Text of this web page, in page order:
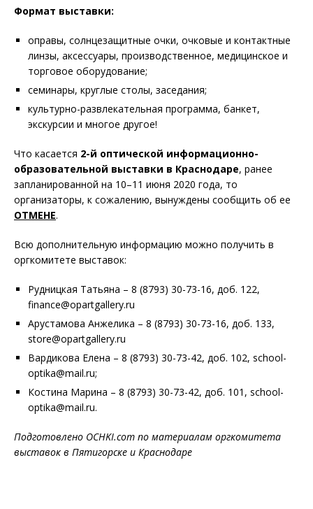
Формат выставки:
оправы, солнцезащитные очки, очковые и контактные
линзы, аксессуары, производственное, медицинское и
торговое оборудование;
семинары, круглые столы, заседания;
культурно-развлекательная программа, банкет,
экскурсии и многое другое!
Что касается 2-й оптической информационно-
образовательной выставки в Краснодаре, ранее
запланированной на 10–11 июня 2020 года, то
организаторы, к сожалению, вынуждены сообщить об ее
ОТМЕНЕ.
Всю дополнительную информацию можно получить в
оргкомитете выставок:
Рудницкая Татьяна – 8 (8793) 30-73-16, доб. 122,
finance@opartgallery.ru
Арустамова Анжелика – 8 (8793) 30-73-16, доб. 133,
store@opartgallery.ru
Вардикова Елена – 8 (8793) 30-73-42, доб. 102, school-
optika@mail.ru;
Костина Марина – 8 (8793) 30-73-42, доб. 101, school-
optika@mail.ru.
Подготовлено OCHKI.com по материалам оргкомитета
выставок в Пятигорске и Краснодаре